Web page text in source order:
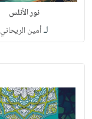
نور الأنلس
لـأمين الريحاني